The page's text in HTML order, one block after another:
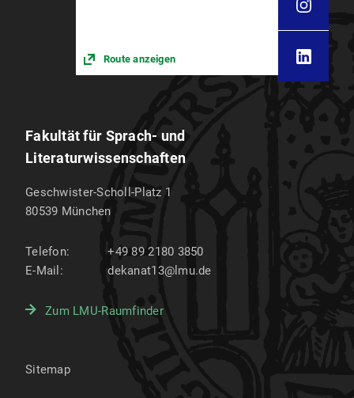
Route anzeigen
Fakultät für Sprach- und
Literaturwissenschaften
Geschwister-Scholl-Platz 1
80539 München
Telefon:
+49 89 2180 3850
E-Mail:
dekanat13@lmu.de
Zum LMU-Raumfinder
Sitemap